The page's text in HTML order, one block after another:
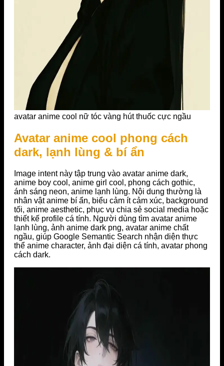
avatar anime cool nữ tóc vàng hút thuốc cực ngầu
Avatar anime cool phong cách
dark, lạnh lùng & bí ẩn
Image intent này tập trung vào avatar anime dark,
anime boy cool, anime girl cool, phong cách gothic,
ánh sáng neon, anime lạnh lùng. Nội dung thường là
nhân vật anime bí ẩn, biểu cảm ít cảm xúc, background
tối, anime aesthetic, phục vụ chia sẻ social media hoặc
thiết kế profile cá tính. Người dùng tìm avatar anime
lạnh lùng, ảnh anime dark png, avatar anime chất
ngầu, giúp Google Semantic Search nhận diện thực
thể anime character, ảnh đại diện cá tính, avatar phong
cách dark.